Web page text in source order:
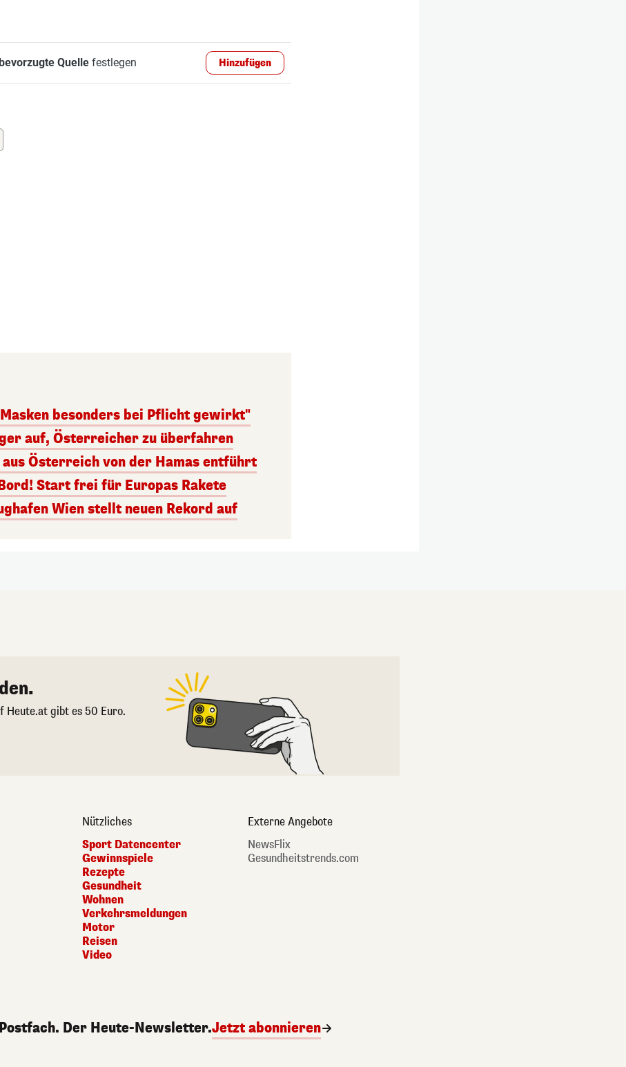
Quellefestlegen Hinzufügen
besonders bei Pflicht gewirkt"
auf, Österreicher zu überfahren
Österreich von der Hamas entführt
Start frei für Europas Rakete
Wien stellt neuen Rekord auf
Heute.at gibt es 50 Euro.
Nützliches
Sport Datencenter
Gewinnspiele
Rezepte
Gesundheit
Wohnen
Verkehrsmeldungen
Motor
Reisen
Video
Externe Angebote
NewsFlix
Gesundheitstrends.com
Der Heute-Newsletter.Jetzt abonnieren